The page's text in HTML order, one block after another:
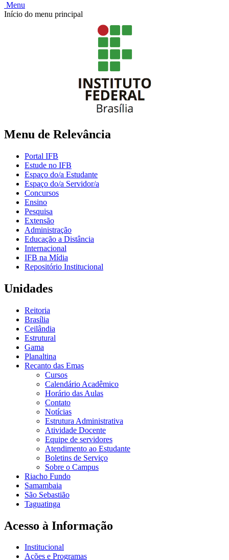
Menu
Início do menu principal
Menu de Relevância
Portal IFB
Estude no IFB
Espaço do/a Estudante
Espaço do/a Servidor/a
Concursos
Ensino
Pesquisa
Extensão
Administração
Educação a Distância
Internacional
IFB na Mídia
Repositório Institucional
Unidades
Reitoria
Brasília
Ceilândia
Estrutural
Gama
Planaltina
Recanto das Emas
Cursos
Calendário Acadêmico
Horário das Aulas
Contato
Notícias
Estrutura Administrativa
Atividade Docente
Equipe de servidores
Atendimento ao Estudante
Boletins de Serviço
Sobre o Campus
Riacho Fundo
Samambaia
São Sebastião
Taguatinga
Acesso à Informação
Institucional
Ações e Programas